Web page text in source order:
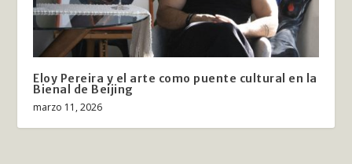
Eloy Pereira y el arte como puente cultural en la
Bienal de Beijing
marzo 11, 2026